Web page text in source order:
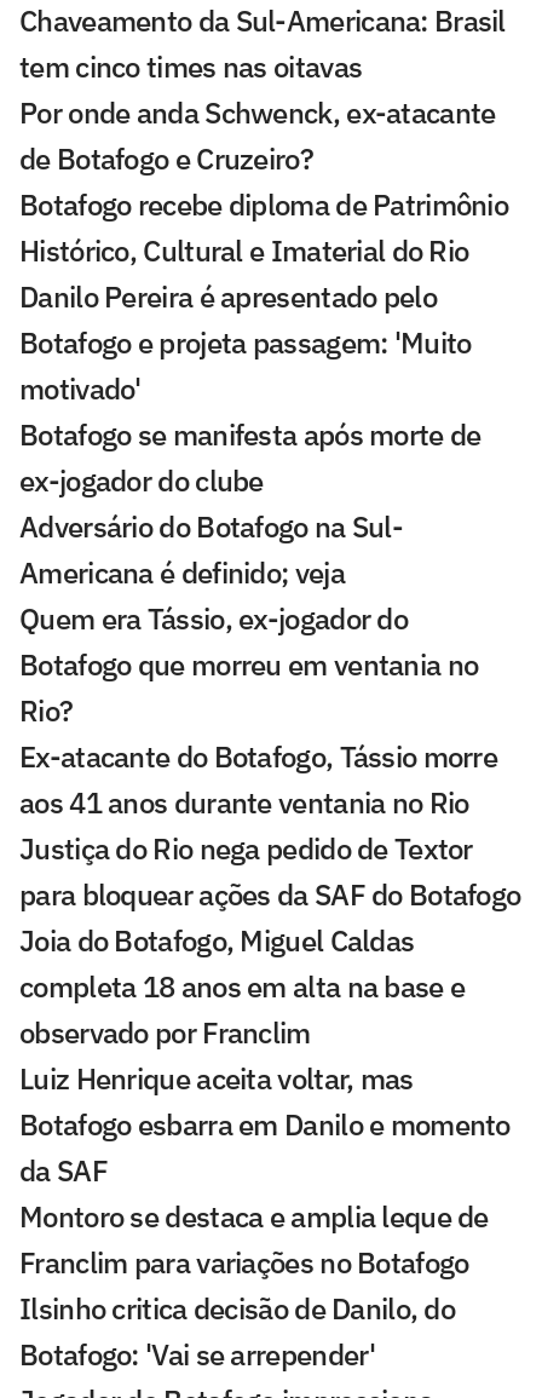
Chaveamento da Sul-Americana: Brasil
tem cinco times nas oitavas
Por onde anda Schwenck, ex-atacante
de Botafogo e Cruzeiro?
Botafogo recebe diploma de Patrimônio
Histórico, Cultural e Imaterial do Rio
Danilo Pereira é apresentado pelo
Botafogo e projeta passagem: 'Muito
motivado'
Botafogo se manifesta após morte de
ex-jogador do clube
Adversário do Botafogo na Sul-
Americana é definido; veja
Quem era Tássio, ex-jogador do
Botafogo que morreu em ventania no
Rio?
Ex-atacante do Botafogo, Tássio morre
aos 41 anos durante ventania no Rio
Justiça do Rio nega pedido de Textor
para bloquear ações da SAF do Botafogo
Joia do Botafogo, Miguel Caldas
completa 18 anos em alta na base e
observado por Franclim
Luiz Henrique aceita voltar, mas
Botafogo esbarra em Danilo e momento
da SAF
Montoro se destaca e amplia leque de
Franclim para variações no Botafogo
Ilsinho critica decisão de Danilo, do
Botafogo: 'Vai se arrepender'